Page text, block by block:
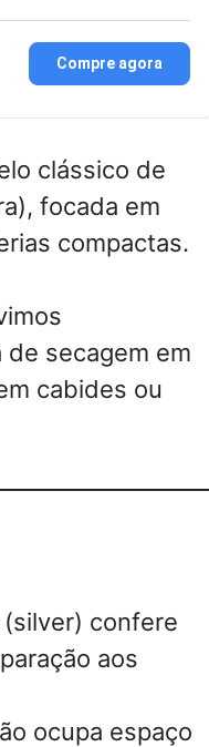
Compre agora
clássico de
focada em
compactas.
secagem em
cabides ou
confere
aos
ocupa espaço